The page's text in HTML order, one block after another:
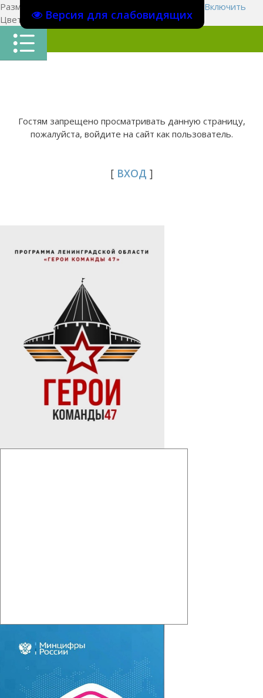
Версия для слабовидящих
Размер шрифта:
Включить
Цвет сайтаЦ Ц Ц Х
Гостям запрещено просматривать данную страницу,
пожалуйста, войдите на сайт как пользователь.
[ ВХОД ]